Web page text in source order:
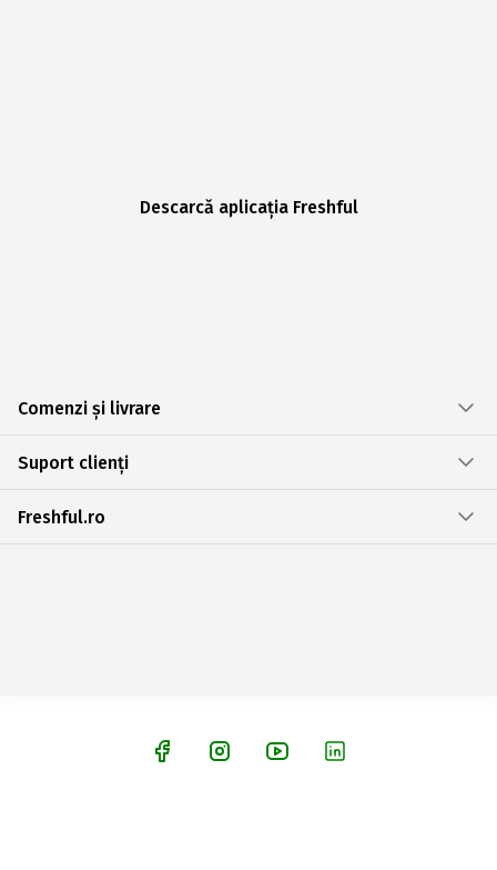
Descarcă aplicația Freshful
Comenzi și livrare
Suport clienți
Freshful.ro